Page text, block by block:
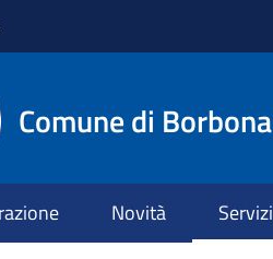
Comune di Borbona
Novità Servizi